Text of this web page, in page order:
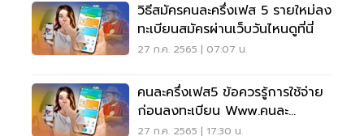
วิธีสมัครคนละครึ่งเฟส 5 รายใหม่ลง
ทะเบียนสมัครผ่านเว็บวันไหนดูที่นี่
27 ก.ค. 2565 | 07:07 น.
คนละครึ่งเฟส5 ข้อควรรู้การใช้จ่าย
ก่อนลงทะเบียน Www.คนละ
ครึ่ง.com ชิงสิทธิ
27 ก.ค. 2565 | 17:30 น.